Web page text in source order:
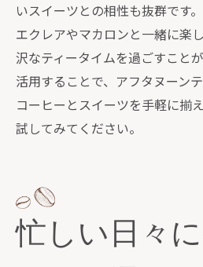
いスイーツとの相性も抜群です
エクレアやマカロンと一緒に楽
沢なティータイムを過ごすこと
活用することで、アフタヌーン
コーヒーとスイーツを手軽に揃
試してみてください。
忙しい日々